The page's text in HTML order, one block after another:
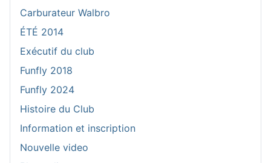
Carburateur Walbro
ÉTÉ 2014
Exécutif du club
Funfly 2018
Funfly 2024
Histoire du Club
Information et inscription
Nouvelle video